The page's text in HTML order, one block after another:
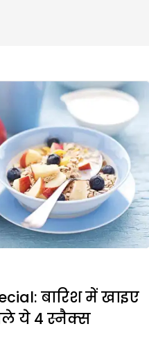
बारिश में खाइए
ये 4 स्नैक्स